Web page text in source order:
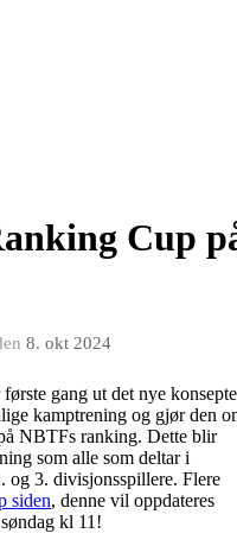
Cup
8. okt 2024
gang ut det nye
kamptrening og gjør den
NBTFs ranking. Dette blir
som alle som deltar i
og 3. divisjonsspillere. Flere
siden, denne vil oppdateres
kl 11!